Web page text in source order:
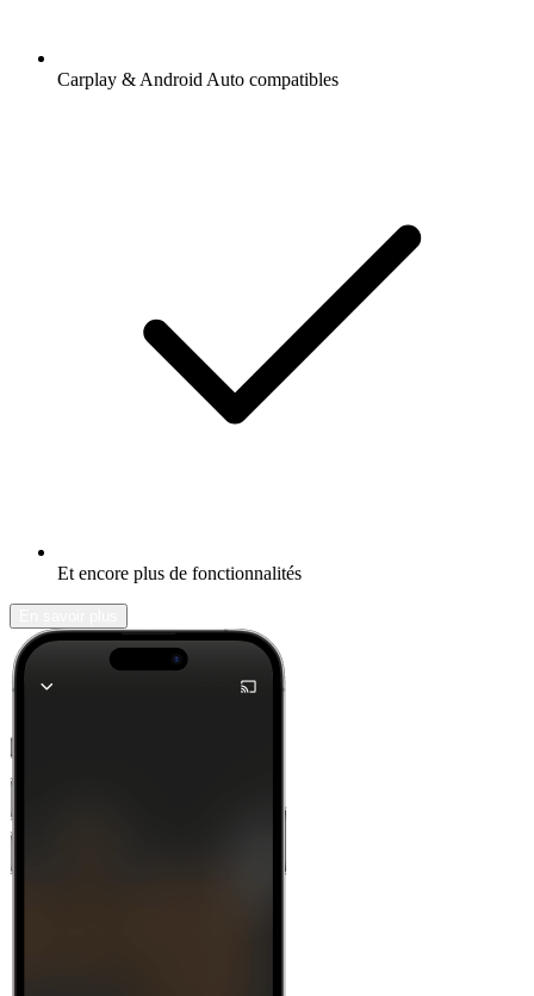
Carplay & Android Auto compatibles
Et encore plus de fonctionnalités